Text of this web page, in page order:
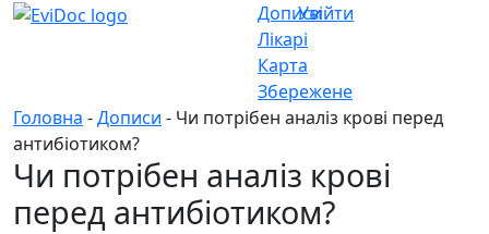
Дописи
Лікарі
Карта
Збережене
Увійти
Головна -Дописи - Чи потрібен аналіз крові перед
антибіотиком?
Чи потрібен аналіз крові
перед антибіотиком?